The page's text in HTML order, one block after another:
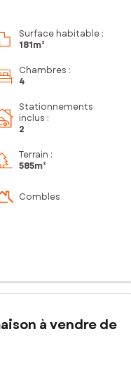
Surface habitable :
181m²
Chambres :
4
Stationnements
inclus :
2
Terrain :
585m²
Combles
à vendre de